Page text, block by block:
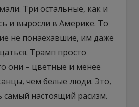
Три остальные, как и
и выросли в Америке. То
не понаехавшие, им даже
Трамп просто
они – цветные и менее
чем белые люди. Это,
самый настоящий расизм.